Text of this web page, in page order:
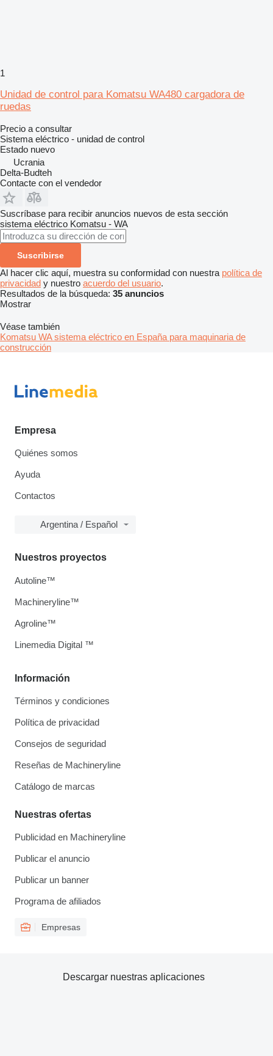
1
Unidad de control para Komatsu WA480 cargadora de
ruedas
Precio a consultar
Sistema eléctrico - unidad de control
Estado nuevo
Ucrania
Delta-Budteh
Contacte con el vendedor
Suscríbase para recibir anuncios nuevos de esta sección
sistema eléctrico Komatsu - WA
Suscribirse
Al hacer clic aquí, muestra su conformidad con nuestra política de
privacidad y nuestro acuerdo del usuario.
Resultados de la búsqueda: 35 anuncios
Mostrar
Véase también
Komatsu WA sistema eléctrico en España para maquinaria de
construcción
Empresa
Quiénes somos
Ayuda
Contactos
Argentina / Español
Información
Términos y condiciones
Política de privacidad
Consejos de seguridad
Reseñas de Machineryline
Catálogo de marcas
Nuestras ofertas
Publicidad en Machineryline
Publicar el anuncio
Publicar un banner
Programa de afiliados
Empresas
Nuestros proyectos
Autoline™
Machineryline™
Agroline™
Linemedia Digital ™
Descargar nuestras aplicaciones